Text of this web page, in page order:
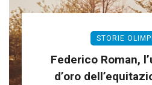
STORIE
Federico Roman,
d’oro